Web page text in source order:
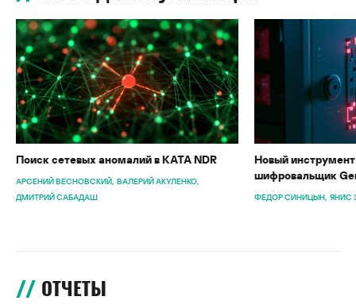
Поиск сетевых аномалий в KATA NDR
АРСЕНИЙ ВЕСНОВСКИЙ ВАЛЕРИЙ АКУЛЕНКО
ДМИТРИЙ САБАДАШ
Новый
шифровальщик
ФЕДОР СИНИЦЫН ЯНИС
ОТЧЕТЫ